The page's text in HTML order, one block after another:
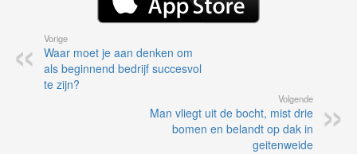
Vorige
Waar moet je aan denken om
als beginnend bedrijf succesvol
te zijn?
Volgende
Man vliegt uit de bocht, mist drie
bomen en belandt op dak in
geitenweide